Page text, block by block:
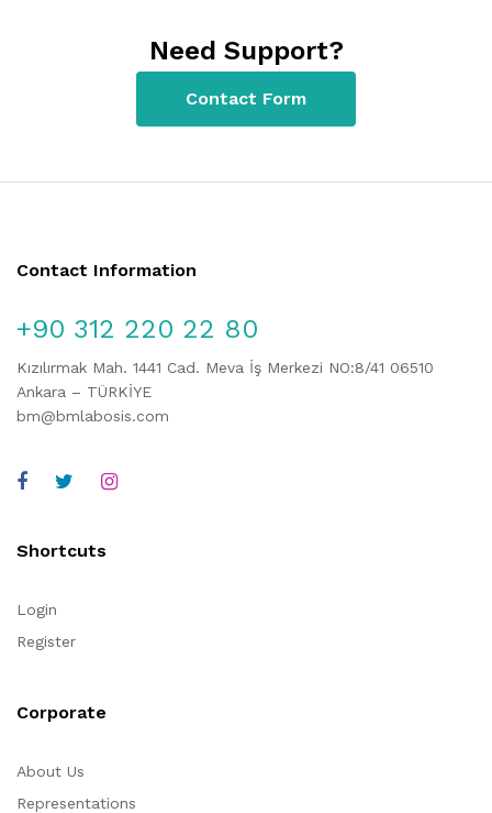
Need Support?
Contact Form
Contact Information
+90 312 220 22 80
Kızılırmak Mah. 1441 Cad. Meva İş Merkezi NO:8/41 06510
Ankara – TÜRKİYE
bm@bmlabosis.com
Shortcuts
Login
Register
Corporate
About Us
Representations